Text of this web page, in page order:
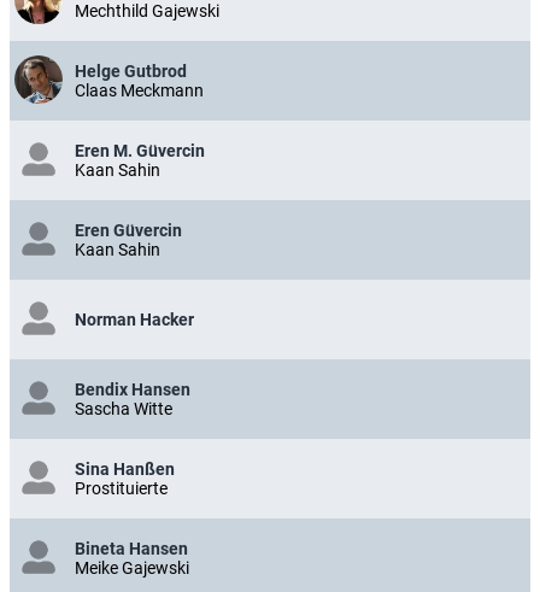
Mechthild Gajewski
Helge Gutbrod
Claas Meckmann
Eren M. Güvercin
Kaan Sahin
Eren Güvercin
Kaan Sahin
Norman Hacker
Bendix Hansen
Sascha Witte
Sina Hanßen
Prostituierte
Bineta Hansen
Meike Gajewski